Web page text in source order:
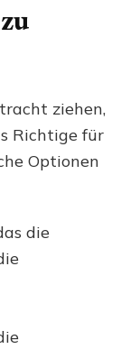
ziehen,
Richtige für
Optionen
die